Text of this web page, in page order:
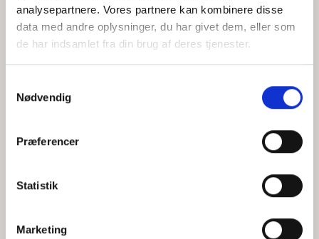
analysepartnere. Vores partnere kan kombinere disse
data med andre oplysninger, du har givet dem, eller som
de har indsamlet fra din brug af deres tjenester.
Nødvendig
Præferencer
Statistik
Marketing
Jeg accepterer behandlingen af mine personoplysninger i
henhold tilprivatlivspolitikken
Hvem er CEPOS